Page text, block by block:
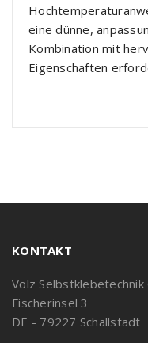
eine dünne,
Kombination mit
Eigenschaften
KONTAKT
Volz Selbstklebetechnik
Fischerinsel 3
DE - 79227 Schallstadt